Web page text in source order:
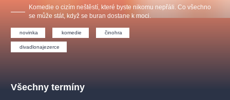
Komedie o cizím neštěstí, které byste nikomu nepřáli. Co všechno
se může stát, když se buran dostane k moci.
novinka komedie činohra
divadlonajezerce
Všechny termíny
Ostatní hledají